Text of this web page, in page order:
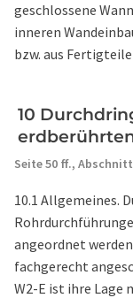
geschlossene
inneren
bzw. aus
10
Seite 50 ff.,
10.1 Allgemeines.
angeordnet
fachgerecht
W2-E ist ihre Lage